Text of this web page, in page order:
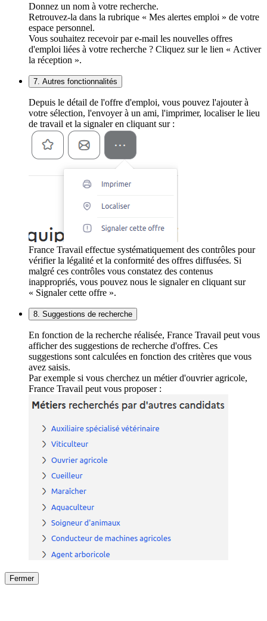
Donnez un nom à votre recherche.
Retrouvez-la dans la rubrique « Mes alertes emploi » de votre
espace personnel.
Vous souhaitez recevoir par e-mail les nouvelles offres
d'emploi liées à votre recherche ? Cliquez sur le lien « Activer
la réception ».
7. Autres fonctionnalités
Depuis le détail de l'offre d'emploi, vous pouvez l'ajouter à
votre sélection, l'envoyer à un ami, l'imprimer, localiser le lieu
de travail et la signaler en cliquant sur :
France Travail effectue systématiquement des contrôles pour
vérifier la légalité et la conformité des offres diffusées. Si
malgré ces contrôles vous constatez des contenus
inappropriés, vous pouvez nous le signaler en cliquant sur
« Signaler cette offre ».
8. Suggestions de recherche
En fonction de la recherche réalisée, France Travail peut vous
afficher des suggestions de recherche d'offres. Ces
suggestions sont calculées en fonction des critères que vous
avez saisis.
Par exemple si vous cherchez un métier d'ouvrier agricole,
France Travail peut vous proposer :
Fermer